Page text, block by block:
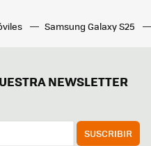
Samsung Galaxy S25
NEWSLETTER
SUSCRIBIR